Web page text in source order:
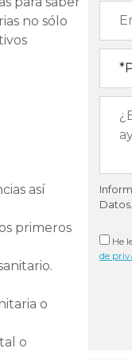
no sólo
así
primeros
o
o
Datos.
He
de